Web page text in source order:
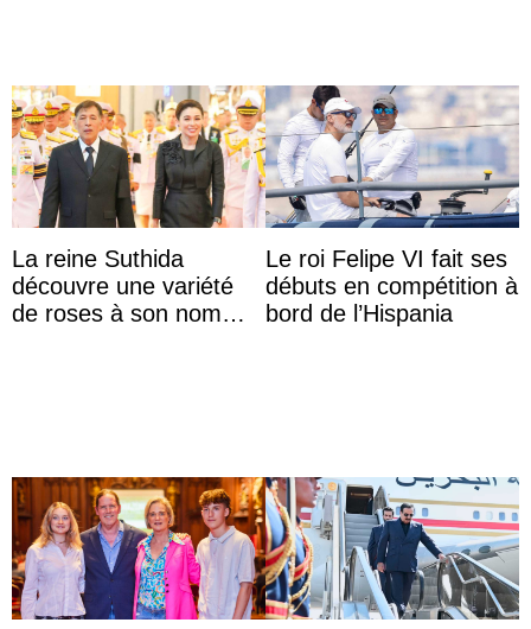
La reine Suthida
découvre une variété
de roses à son nom
Le roi Felipe VI fait ses
débuts en compétition à
bord de l’Hispania